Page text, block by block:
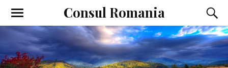
Consul Romania